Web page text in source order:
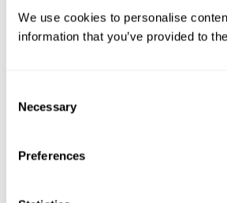
We use cookies to personalise
information that you’ve provided to
Selection
Necessary
Preferences